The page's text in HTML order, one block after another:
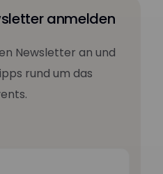
anmelden
Newsletter an und
rund um das